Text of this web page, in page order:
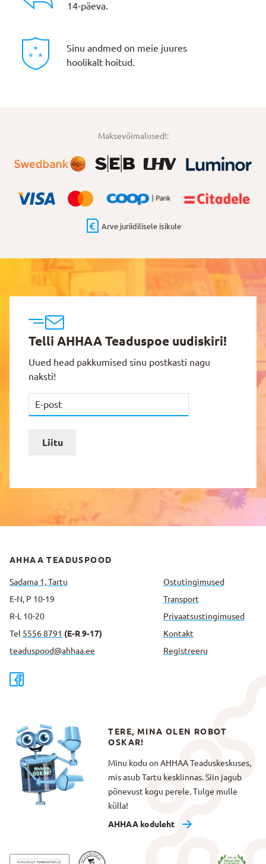
14-päeva.
Sinu andmed on meie juures
hoolikalt hoitud.
Maksevõimalused!:
Arve juriidilisele isikule
Telli AHHAA Teaduspoe uudiskiri!
Uued head pakkumised sinu postkasti nagu
naksti!
Liitu
AHHAA TEADUSPOOD
Sadama 1, Tartu
E-N, P 10-19
R-L 10-20
Tel 5556 8791 (E-R 9-17)
teaduspood@ahhaa.ee
Ostutingimused
Transport
Privaatsus­tingimused
Kontakt
Registreeru
TERE, MINA OLEN ROBOT
OSKAR!
Minu kodu on AHHAA Teaduskeskuses,
mis asub Tartu kesklinnas. Siin jagub
põnevust kogu perele. Tulge mulle
külla!
AHHAA koduleht